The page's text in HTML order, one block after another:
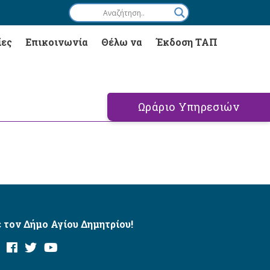
Επικοινωνία Θέλω να Έκδοση ΤΑΠ
Ωράριο Υπηρεσιών
τον Δήμο Αγίου Δημητρίου!